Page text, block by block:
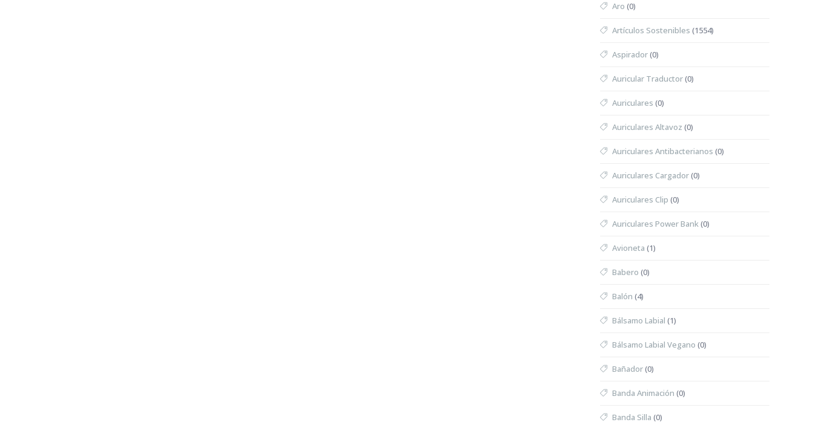
Aro (0)
Artículos Sostenibles (1554)
Aspirador(0)
Auricular Traductor(0)
Auriculares (0)
Auriculares Altavoz (0)
Auriculares Antibacterianos (0)
Auriculares Cargador(0)
Auriculares Clip (0)
Auriculares Power Bank(0)
Avioneta (1)
Babero (0)
Balón (4)
Bálsamo Labial (1)
Bálsamo Labial Vegano (0)
Bañador(0)
Banda Animación (0)
Banda Silla (0)